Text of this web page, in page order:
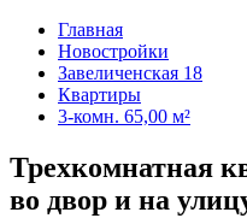
Главная
Новостройки
Завеличенская 18
Квартиры
3-комн. 65,00 м²
Трехкомнатная
во двор и на